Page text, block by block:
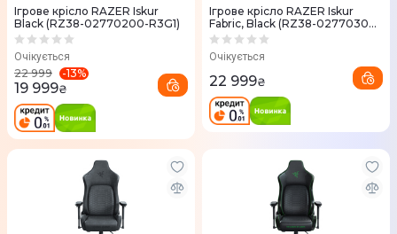
Ігрове крісло RAZER Iskur
Black (RZ38-02770200-R3G1)
Очікується
22 999 -13%
19 999₴
Ігрове крісло RAZER Iskur
Fabric, Black (RZ38-02770300-
R3G1)
Очікується
22 999₴